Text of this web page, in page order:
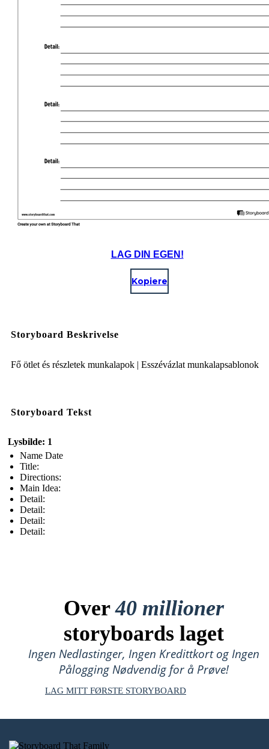
LAG DIN EGEN!
Kopiere
Storyboard Beskrivelse
Fő ötlet és részletek munkalapok | Esszévázlat munkalapsablonok
Storyboard Tekst
Lysbilde: 1
Name Date
Title:
Directions:
Main Idea:
Detail:
Detail:
Detail:
Detail:
Over40 millioner
storyboards laget
Ingen Nedlastinger, Ingen Kredittkort og Ingen
Pålogging Nødvendig for å Prøve!
LAG MITT FØRSTE STORYBOARD